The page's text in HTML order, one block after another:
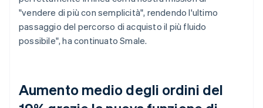
"vendere di più con semplicità", rendendo l'ultimo
passaggio del percorso di acquisto il più fluido
possibile", ha continuato Smale.
Aumento medio degli ordini del